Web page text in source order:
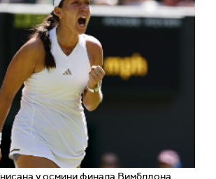
у осмини финала Вимблдона,